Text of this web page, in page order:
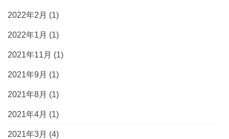
2022年2月 (1)
2022年1月 (1)
2021年11月 (1)
2021年9月 (1)
2021年8月 (1)
2021年4月 (1)
2021年3月 (4)